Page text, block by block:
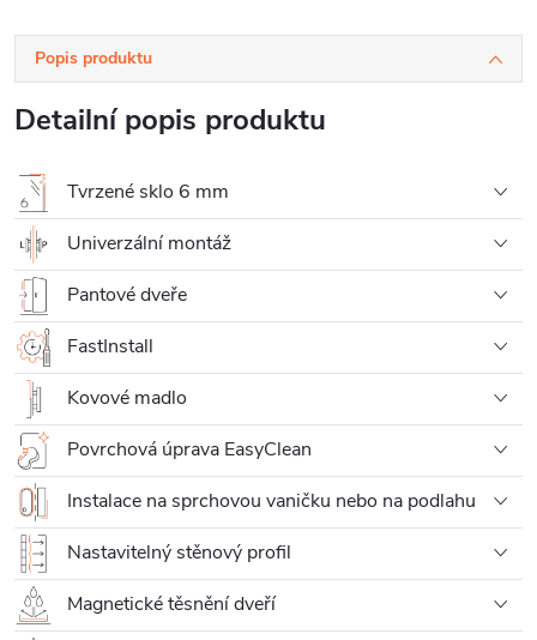
Popis produktu
Detailní popis produktu
Tvrzené sklo 6 mm
Univerzální montáž
Pantové dveře
FastInstall
Kovové madlo
Povrchová úprava EasyClean
Instalace na sprchovou vaničku nebo na podlahu
Nastavitelný stěnový profil
Magnetické těsnění dveří